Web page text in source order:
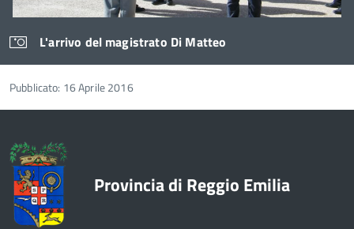
L'arrivo del magistrato Di Matteo
Pubblicato: 16 Aprile 2016
Provincia di Reggio Emilia